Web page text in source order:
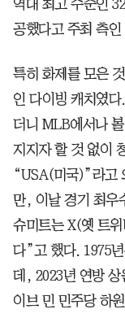
역대 최고 수준인
공했다고 주최 측
특히 화제를 모은
인 다이빙 캐치였
더니 MLB에서나
지지자 할 것 없이
“USA(미국)”라고
만, 이날 경기 최우
슈미트는 X(옛 트
다”고 했다. 1975
데, 2023년 연방 상
이브 민 민주당 하